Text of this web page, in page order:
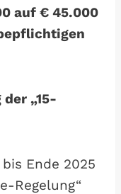
auf € 45.000
„15-
Ende 2025
Regelung“